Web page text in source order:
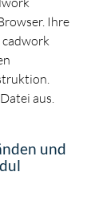
Ihre
cadwork
aus.
und